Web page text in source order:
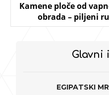
Kamene ploče od
obrada – piljeni
Glavni
EGIPATSKI